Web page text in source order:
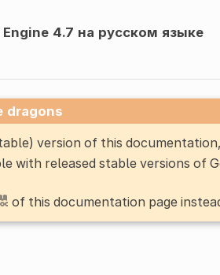
4.7 на русском языке
dragons
version of this
with released stable versions of
of this documentation page